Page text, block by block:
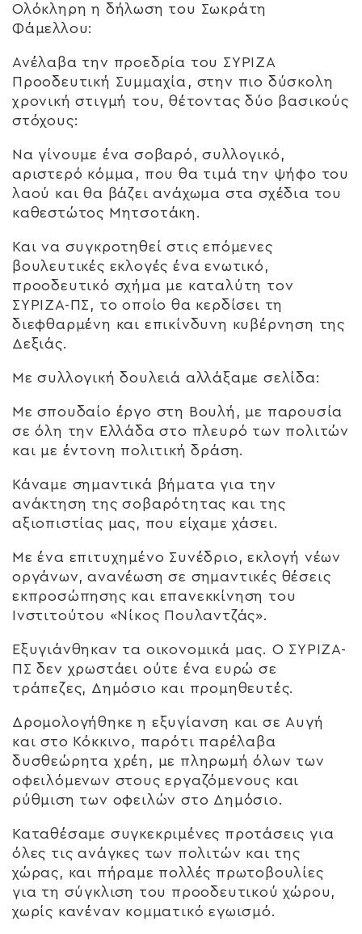
Ολόκληρη η δήλωση του Σωκράτη
Φάμελλου:
Ανέλαβα την προεδρία του ΣΥΡΙΖΑ
Προοδευτική Συμμαχία, στην πιο δύσκολη
χρονική στιγμή του, θέτοντας δύο βασικούς
στόχους:
Να γίνουμε ένα σοβαρό, συλλογικό,
αριστερό κόμμα, που θα τιμά την ψήφο του
λαού και θα βάζει ανάχωμα στα σχέδια του
καθεστώτος Μητσοτάκη.
Και να συγκροτηθεί στις επόμενες
βουλευτικές εκλογές ένα ενωτικό,
προοδευτικό σχήμα με καταλύτη τον
ΣΥΡΙΖΑ-ΠΣ, το οποίο θα κερδίσει τη
διεφθαρμένη και επικίνδυνη κυβέρνηση της
Δεξιάς.
Με συλλογική δουλειά αλλάξαμε σελίδα:
Με σπουδαίο έργο στη Βουλή, με παρουσία
σε όλη την Ελλάδα στο πλευρό των πολιτών
και με έντονη πολιτική δράση.
Κάναμε σημαντικά βήματα για την
ανάκτηση της σοβαρότητας και της
αξιοπιστίας μας, που είχαμε χάσει.
Με ένα επιτυχημένο Συνέδριο, εκλογή νέων
οργάνων, ανανέωση σε σημαντικές θέσεις
εκπροσώπησης και επανεκκίνηση του
Ινστιτούτου «Νίκος Πουλαντζάς».
Εξυγιάνθηκαν τα οικονομικά μας. Ο ΣΥΡΙΖΑ-
ΠΣ δεν χρωστάει ούτε ένα ευρώ σε
τράπεζες, Δημόσιο και προμηθευτές.
Δρομολογήθηκε η εξυγίανση και σε Αυγή
και στο Κόκκινο, παρότι παρέλαβα
δυσθεώρητα χρέη, με πληρωμή όλων των
οφειλόμενων στους εργαζόμενους και
ρύθμιση των οφειλών στο Δημόσιο.
Καταθέσαμε συγκεκριμένες προτάσεις για
όλες τις ανάγκες των πολιτών και της
χώρας, και πήραμε πολλές πρωτοβουλίες
για τη σύγκλιση του προοδευτικού χώρου,
χωρίς κανέναν κομματικό εγωισμό.